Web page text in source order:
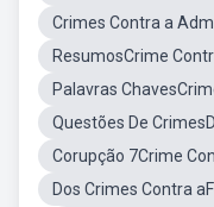
Crimes Contra a
ResumosCrime
Palavras
Questões De
Corupção 7Crime
Dos Crimes Contra